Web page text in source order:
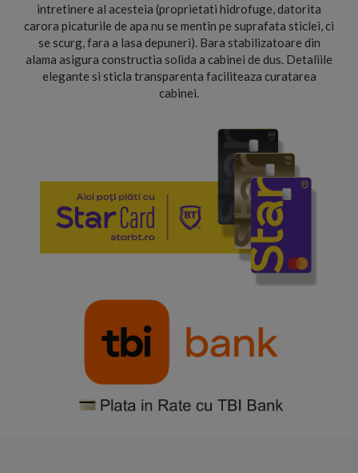
intretinere al acesteia (proprietati hidrofuge, datorita
carora picaturile de apa nu se mentin pe suprafata sticlei, ci
se scurg, fara a lasa depuneri). Bara stabilizatoare din
alama asigura constructia solida a cabinei de dus. Detaliile
elegante si sticla transparenta faciliteaza curatarea
cabinei.